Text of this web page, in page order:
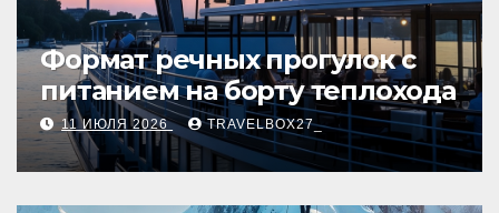
Формат речных прогулок с
питанием на борту теплохода
11 ИЮЛЯ 2026 TRAVELBOX27_